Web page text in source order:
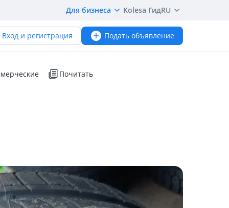
Для бизнеса Kolesa ГидRU
Вход и регистрация Подать объявление
Почитать